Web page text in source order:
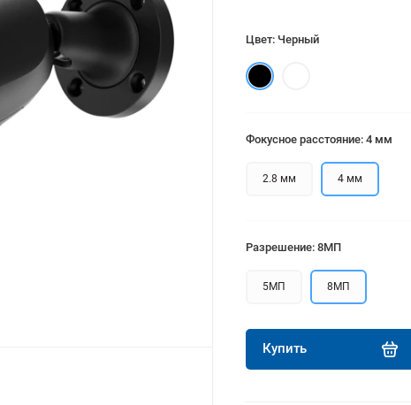
Цвет: Черный
Фокусное расстояние: 4 мм
2.8 мм 4 мм
Разрешение: 8МП
5МП 8МП
Купить